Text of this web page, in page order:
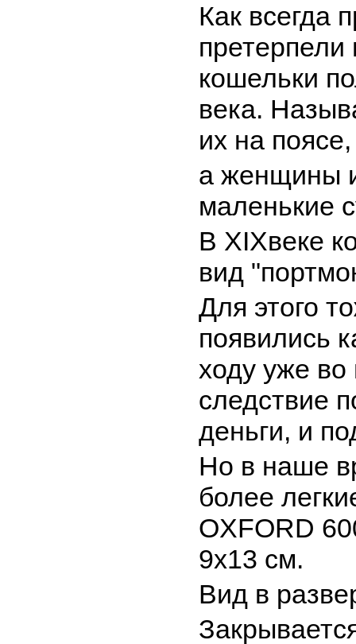
Как всегда
кошельки
века.
их на
а женщины
маленькие
В XIXвеке
вид
Для этого
появились
ходу уже
следствие
деньги, и
Но в наше
более
OXFORD
9х13 см.
Вид в